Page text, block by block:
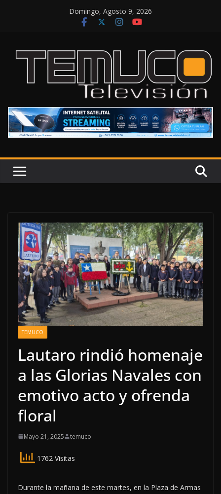
Domingo, Agosto 9, 2026
TEMUCO
Lautaro rindió homenaje
a las Glorias Navales con
emotivo acto y ofrenda
floral
Mayo 21, 2025 temuco
1762 Visitas
Durante la mañana de este martes, en la Plaza de Armas